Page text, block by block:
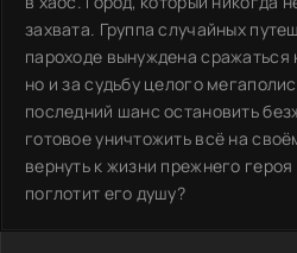
захвата. Группа случайных
пароходе вынуждена сражаться
но и за судьбу целого
последний шанс остановить
готовое уничтожить всё на
вернуть к жизни прежнего
поглотит его душу?